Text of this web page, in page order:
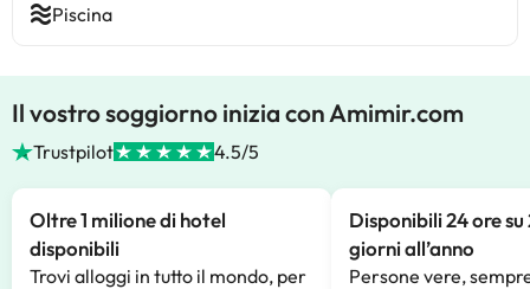
Piscina
Il vostro soggiorno inizia con Amimir.com
Trustpilot 4.5/5
Oltre 1 milione di hotel
disponibili
Trovi alloggi in tutto il mondo, per
Disponibili 24 ore su
giorni all’anno
Persone vere,